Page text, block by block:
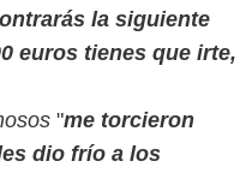
la siguiente
euros tienes que irte,
"me torcieron
dio frío a los